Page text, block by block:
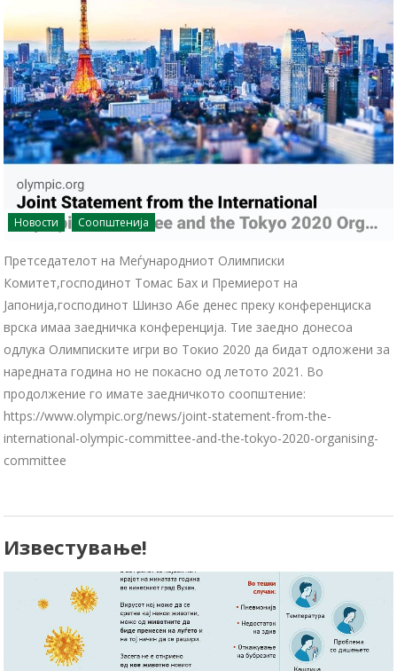
Новости Соопштенија
Претседателот на Меѓународниот Олимписки
Комитет,господинот Томас Бах и Премиерот на
Јапонија,господинот Шинзо Абе денес преку конференциска
врска имаа заедничка конференција. Тие заедно донесоа
одлука Олимписките игри во Токио 2020 да бидат одложени за
наредната година но не покасно од летото 2021. Во
продолжение го имате заедничкото соопштение:
https://www.olympic.org/news/joint-statement-from-the-
international-olympic-committee-and-the-tokyo-2020-organising-
committee
Известување!